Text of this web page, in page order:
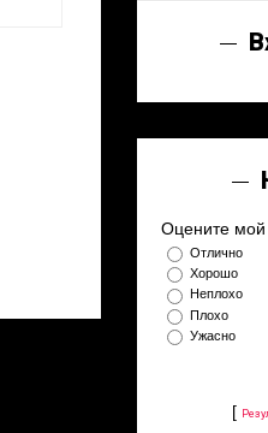
Оцените мой
Отлично
Хорошо
Неплохо
Плохо
Ужасно
[